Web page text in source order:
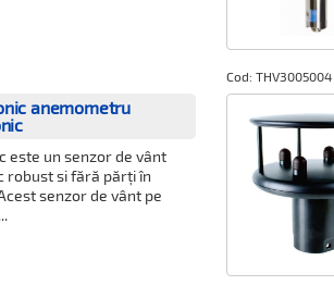
Cod: THV3005004
anemometru
este un senzor de vânt
robust si fără părți în
senzor de vânt pe